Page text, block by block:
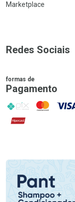
Marketplace
Redes Sociais
formas de
Pagamento
PIX MasterCard
VISA
Hipercard
Promoção